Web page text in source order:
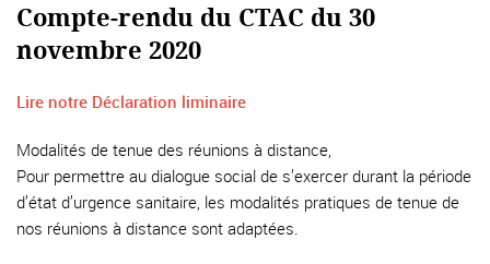
Compte-rendu du CTAC du 30
novembre 2020
Lire notre Déclaration liminaire
Modalités de tenue des réunions à distance,
Pour permettre au dialogue social de s’exercer durant la période
d’état d’urgence sanitaire, les modalités pratiques de tenue de
nos réunions à distance sont adaptées.